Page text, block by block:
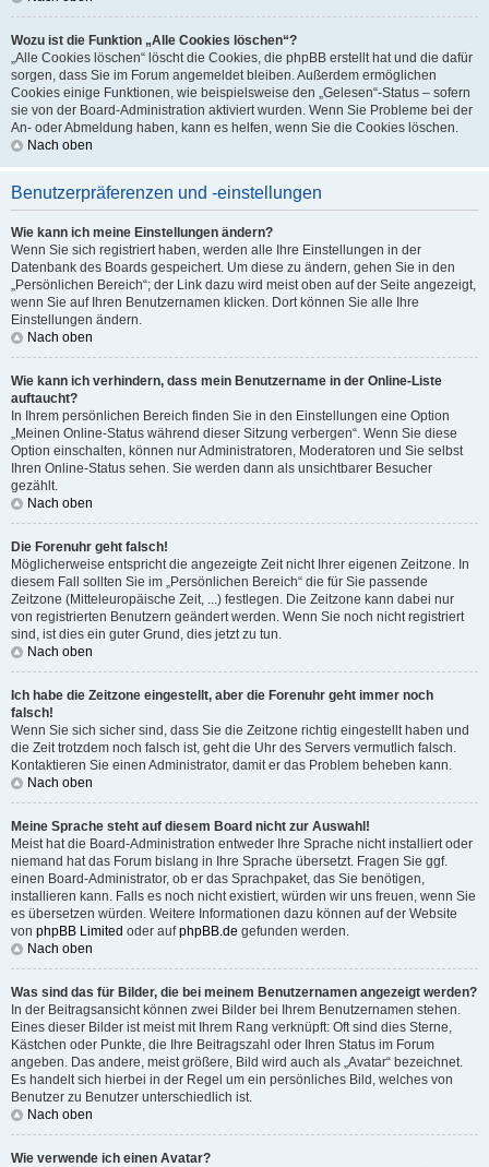
Wozu ist die Funktion „Alle Cookies löschen“?
„Alle Cookies löschen“ löscht die Cookies, die phpBB erstellt hat und die dafür
sorgen, dass Sie im Forum angemeldet bleiben. Außerdem ermöglichen
Cookies einige Funktionen, wie beispielsweise den „Gelesen“-Status – sofern
sie von der Board-Administration aktiviert wurden. Wenn Sie Probleme bei der
An- oder Abmeldung haben, kann es helfen, wenn Sie die Cookies löschen.
Nach oben
Benutzerpräferenzen und -einstellungen
Wie kann ich meine Einstellungen ändern?
Wenn Sie sich registriert haben, werden alle Ihre Einstellungen in der
Datenbank des Boards gespeichert. Um diese zu ändern, gehen Sie in den
„Persönlichen Bereich“; der Link dazu wird meist oben auf der Seite angezeigt,
wenn Sie auf Ihren Benutzernamen klicken. Dort können Sie alle Ihre
Einstellungen ändern.
Nach oben
Wie kann ich verhindern, dass mein Benutzername in der Online-Liste
auftaucht?
In Ihrem persönlichen Bereich finden Sie in den Einstellungen eine Option
„Meinen Online-Status während dieser Sitzung verbergen“. Wenn Sie diese
Option einschalten, können nur Administratoren, Moderatoren und Sie selbst
Ihren Online-Status sehen. Sie werden dann als unsichtbarer Besucher
gezählt.
Nach oben
Die Forenuhr geht falsch!
Möglicherweise entspricht die angezeigte Zeit nicht Ihrer eigenen Zeitzone. In
diesem Fall sollten Sie im „Persönlichen Bereich“ die für Sie passende
Zeitzone (Mitteleuropäische Zeit, ...) festlegen. Die Zeitzone kann dabei nur
von registrierten Benutzern geändert werden. Wenn Sie noch nicht registriert
sind, ist dies ein guter Grund, dies jetzt zu tun.
Nach oben
Ich habe die Zeitzone eingestellt, aber die Forenuhr geht immer noch
falsch!
Wenn Sie sich sicher sind, dass Sie die Zeitzone richtig eingestellt haben und
die Zeit trotzdem noch falsch ist, geht die Uhr des Servers vermutlich falsch.
Kontaktieren Sie einen Administrator, damit er das Problem beheben kann.
Nach oben
Meine Sprache steht auf diesem Board nicht zur Auswahl!
Meist hat die Board-Administration entweder Ihre Sprache nicht installiert oder
niemand hat das Forum bislang in Ihre Sprache übersetzt. Fragen Sie ggf.
einen Board-Administrator, ob er das Sprachpaket, das Sie benötigen,
installieren kann. Falls es noch nicht existiert, würden wir uns freuen, wenn Sie
es übersetzen würden. Weitere Informationen dazu können auf der Website
von phpBB Limited oder aufphpBB.de gefunden werden.
Nach oben
Was sind das für Bilder, die bei meinem Benutzernamen angezeigt werden?
In der Beitragsansicht können zwei Bilder bei Ihrem Benutzernamen stehen.
Eines dieser Bilder ist meist mit Ihrem Rang verknüpft: Oft sind dies Sterne,
Kästchen oder Punkte, die Ihre Beitragszahl oder Ihren Status im Forum
angeben. Das andere, meist größere, Bild wird auch als „Avatar“ bezeichnet.
Es handelt sich hierbei in der Regel um ein persönliches Bild, welches von
Benutzer zu Benutzer unterschiedlich ist.
Nach oben
Wie verwende ich einen Avatar?